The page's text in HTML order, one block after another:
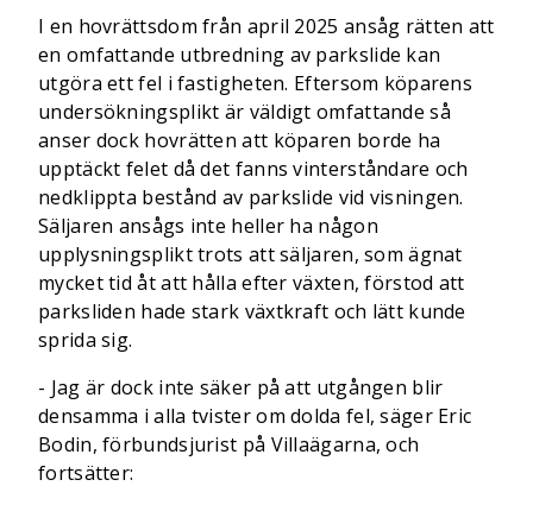
I en hovrättsdom från april 2025 ansåg rätten att
en omfattande utbredning av parkslide kan
utgöra ett fel i fastigheten. Eftersom köparens
undersökningsplikt är väldigt omfattande så
anser dock hovrätten att köparen borde ha
upptäckt felet då det fanns vinterståndare och
nedklippta bestånd av parkslide vid visningen.
Säljaren ansågs inte heller ha någon
upplysningsplikt trots att säljaren, som ägnat
mycket tid åt att hålla efter växten, förstod att
parksliden hade stark växtkraft och lätt kunde
sprida sig.
- Jag är dock inte säker på att utgången blir
densamma i alla tvister om dolda fel, säger Eric
Bodin, förbundsjurist på Villaägarna, och
fortsätter: